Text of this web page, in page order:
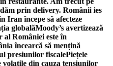
prin delivery. Românii ies
Iran începe să afecteze
globalăMoody’s avertizează
al României este în
încearcă să mențină
presiunilor fiscalePiețele
volatile din cauza tensiunilor